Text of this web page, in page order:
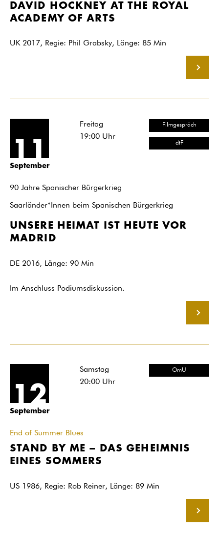
DAVID HOCKNEY AT THE ROYAL
ACADEMY OF ARTS
UK 2017, Regie: Phil Grabsky, Länge: 85 Min
11
September
Freitag
19:00Uhr
Filmgespräch
dtF
90 Jahre Spanischer Bürgerkrieg
Saarländer*Innen beim Spanischen Bürgerkrieg
UNSERE HEIMAT IST HEUTE VOR
MADRID
DE 2016, Länge: 90 Min
Im Anschluss Podiumsdiskussion.
12
September
Samstag
20:00Uhr
OmU
End of Summer Blues
STAND BY ME – DAS GEHEIMNIS
EINES SOMMERS
US 1986, Regie: Rob Reiner, Länge: 89 Min